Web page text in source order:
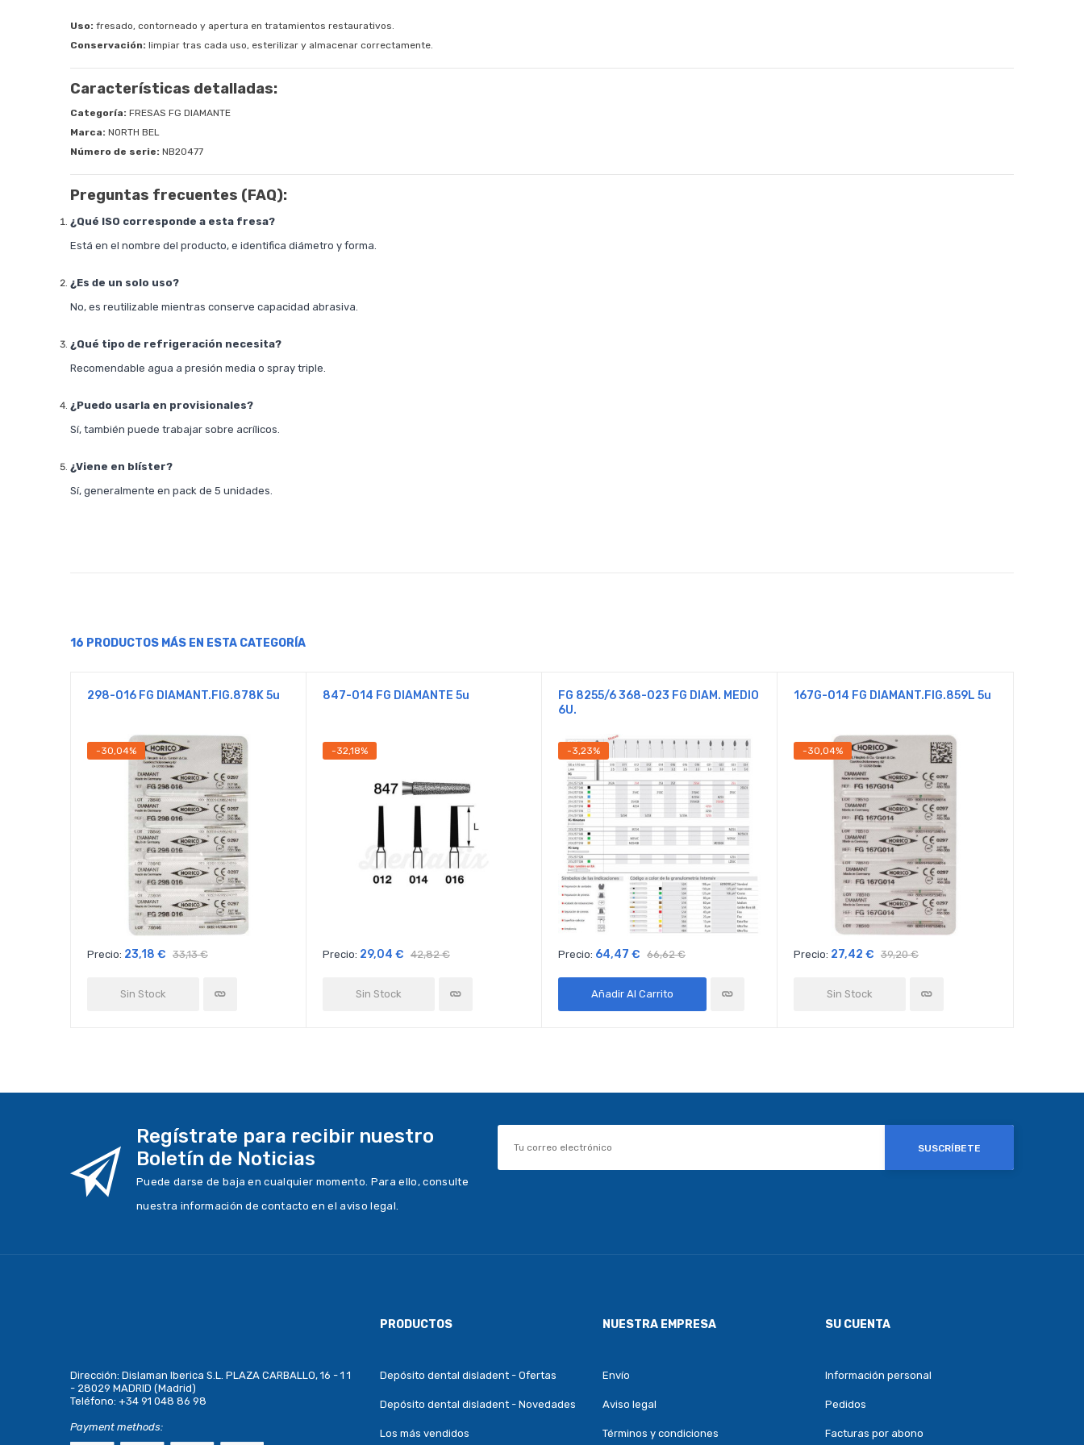
Uso: fresado, contorneado y apertura en tratamientos restaurativos.
Conservación: limpiar tras cada uso, esterilizar y almacenar correctamente.
Características detalladas:
Categoría: FRESAS FG DIAMANTE
Marca: NORTH BEL
Número de serie: NB20477
Preguntas frecuentes (FAQ):
¿Qué ISO corresponde a esta fresa?
Está en el nombre del producto, e identifica diámetro y forma.
¿Es de un solo uso?
No, es reutilizable mientras conserve capacidad abrasiva.
¿Qué tipo de refrigeración necesita?
Recomendable agua a presión media o spray triple.
¿Puedo usarla en provisionales?
Sí, también puede trabajar sobre acrílicos.
¿Viene en blíster?
Sí, generalmente en pack de 5 unidades.
16 PRODUCTOS MÁS EN ESTA CATEGORÍA
298-016 FG DIAMANT.FIG.878K 5u
-30,04%
Precio: 23,18 € 33,13 €
Sin Stock
847-014 FG DIAMANTE 5u
-32,18%
Precio: 29,04 € 42,82 €
Sin Stock
FG 8255/6 368-023 FG DIAM. MEDIO
6U.
-3,23%
Precio: 64,47 € 66,62 €
Añadir Al Carrito
167G-014 FG DIAMANT.FIG.859L 5u
-30,04%
Precio: 27,42 € 39,20 €
Sin Stock
Regístrate para recibir nuestro
Boletín de Noticias
Puede darse de baja en cualquier momento. Para ello, consulte
nuestra información de contacto en el aviso legal.
SUSCRÍBETE
Dirección: Dislaman Iberica S.L. PLAZA CARBALLO, 16 - 1 1
- 28029 MADRID (Madrid)
Teléfono: +34 91 048 86 98
Payment methods:
PRODUCTOS
Depósito dental disladent - Ofertas
Depósito dental disladent - Novedades
Los más vendidos
NUESTRA EMPRESA
Envío
Aviso legal
Términos y condiciones
SU CUENTA
Información personal
Pedidos
Facturas por abono